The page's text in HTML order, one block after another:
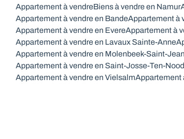
Appartement à vendreBiens à vendre en Namur
Appartement à vendre en BandeAppartement à
Appartement à vendre en EvereAppartement à
Appartement à vendre en Lavaux Sainte-Anne
Appartement à vendre en Molenbeek-Saint-Jean
Appartement à vendre en Saint-Josse-Ten-
Appartement à vendre en VielsalmAppartement